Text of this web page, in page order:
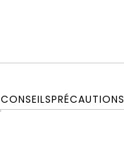
CONSEILSPRÉCAUTIONS